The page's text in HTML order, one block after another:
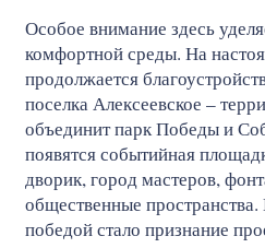
Особое внимание здесь
комфортной среды. На
продолжается
поселка Алексеевское –
объединит парк Победы и
появятся событийная
дворик, город мастеров,
общественные
победой стало признание